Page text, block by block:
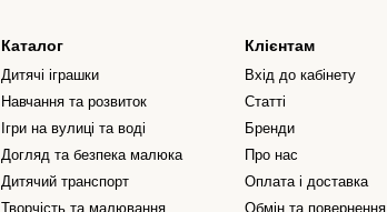
Каталог
Дитячі іграшки
Навчання та розвиток
Ігри на вулиці та воді
Догляд та безпека малюка
Дитячий транспорт
Творчість та малювання
Клієнтам
Вхід до кабінету
Статті
Бренди
Про нас
Оплата і доставка
Обмін та повернення